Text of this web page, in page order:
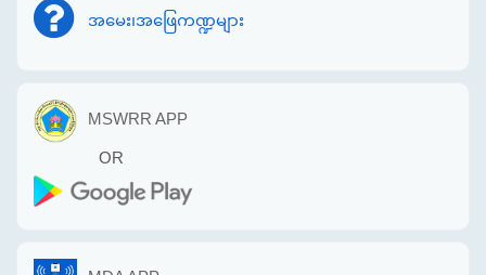
အမေး၊အဖြေကဏ္ဍများ
MSWRR APP
OR